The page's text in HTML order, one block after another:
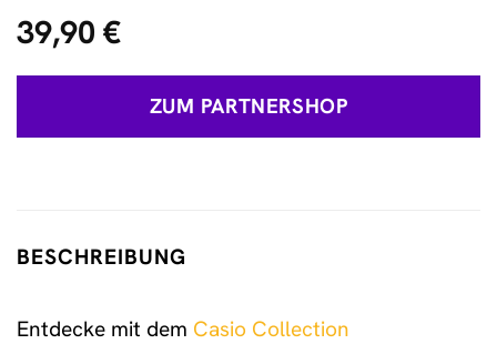
39,90 €
ZUM PARTNERSHOP
BESCHREIBUNG
Entdecke mit dem Casio Collection